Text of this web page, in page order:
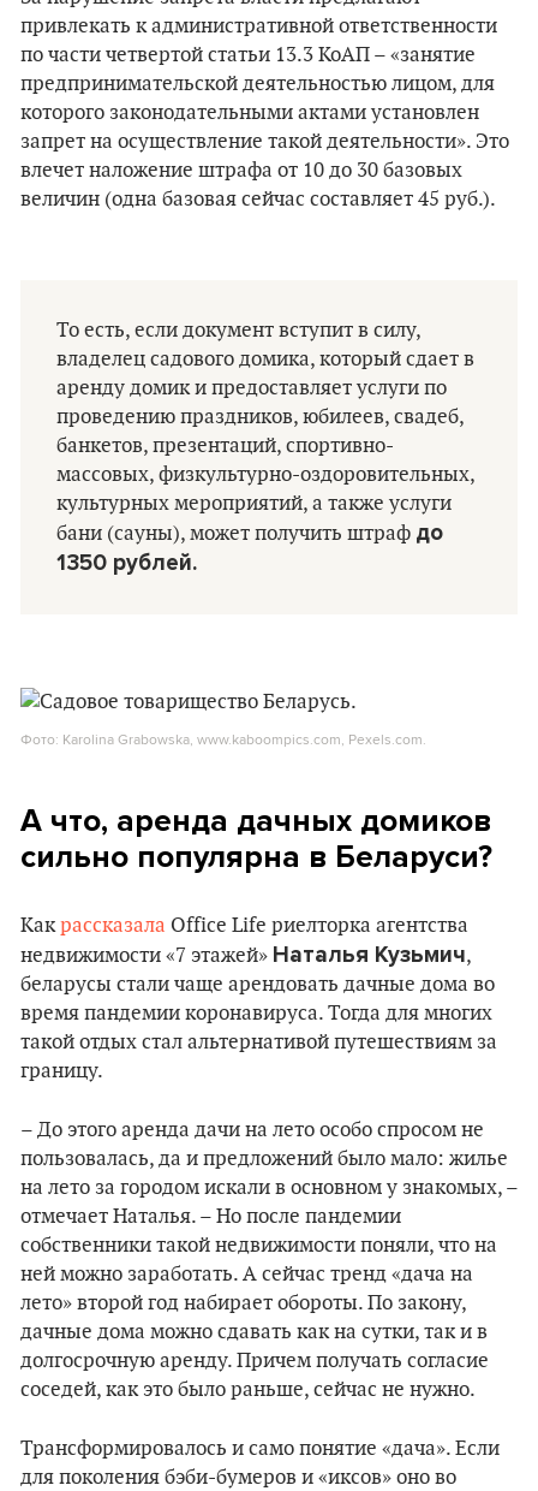
привлекать к административной ответственности
по части четвертой статьи 13.3 КоАП – «занятие
предпринимательской деятельностью лицом, для
которого законодательными актами установлен
запрет на осуществление такой деятельности». Это
влечет наложение штрафа от 10 до 30 базовых
величин (одна базовая сейчас составляет 45 руб.).
То есть, если документ вступит в силу,
владелец садового домика, который сдает в
аренду домик и предоставляет услуги по
проведению праздников, юбилеев, свадеб,
банкетов, презентаций, спортивно-
массовых, физкультурно-оздоровительных,
культурных мероприятий, а также услуги
бани (сауны), может получить штраф до
1350 рублей.
Фото: Karolina Grabowska, www.kaboompics.com, Pexels.com.
А что, аренда дачных домиков
сильно популярна в Беларуси?
Какрассказала Office Life риелторка агентства
недвижимости «7 этажей» Наталья Кузьмич,
беларусы стали чаще арендовать дачные дома во
время пандемии коронавируса. Тогда для многих
такой отдых стал альтернативой путешествиям за
границу.
– До этого аренда дачи на лето особо спросом не
пользовалась, да и предложений было мало: жилье
на лето за городом искали в основном у знакомых, –
отмечает Наталья. – Но после пандемии
собственники такой недвижимости поняли, что на
ней можно заработать. А сейчас тренд «дача на
лето» второй год набирает обороты. По закону,
дачные дома можно сдавать как на сутки, так и в
долгосрочную аренду. Причем получать согласие
соседей, как это было раньше, сейчас не нужно.
Трансформировалось и само понятие «дача». Если
для поколения бэби-бумеров и «иксов» оно во